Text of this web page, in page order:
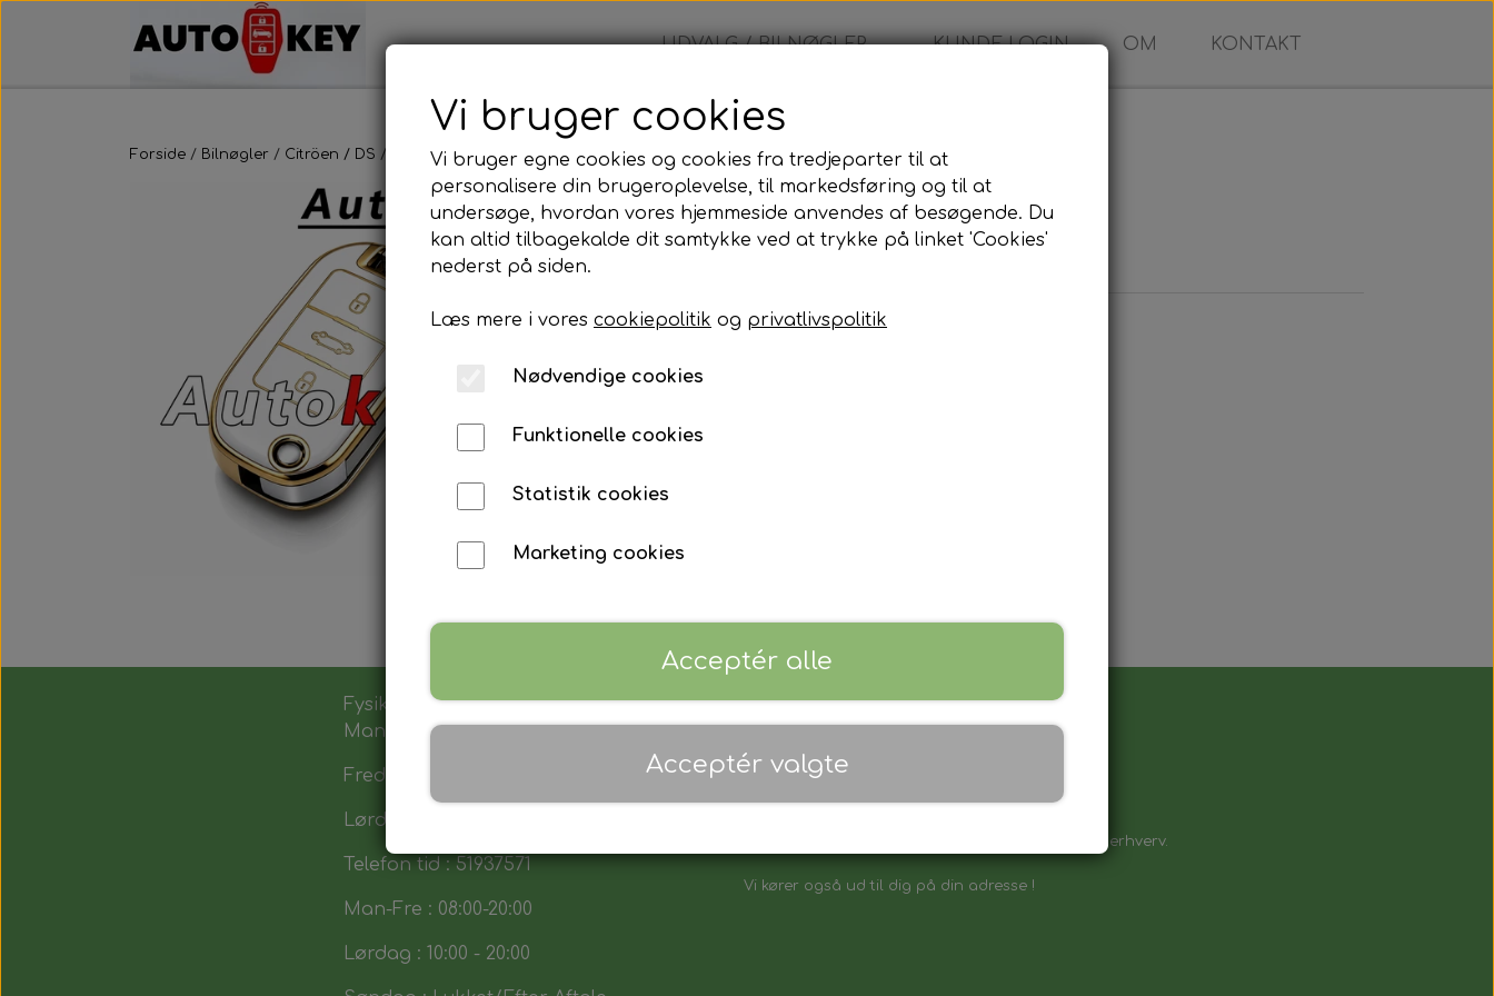
UDVALG / BILNØGLER KUNDE LOGIN OM KONTAKT
Forside Bilnøgler Citröen / DS Nøgle cover Nøgle cover
Nøgle cover
99,00 kr.
Nøgle cover
Lagerstatus:100 på lager
Antal
Fysik butik :
Man-Tors : 12:00 - 17:30
Fredag : 14:00 - 17:30
Lørdag : 10:00-14:00
Telefon tid : 51937571
Man-Fre : 08:00-20:00
Lørdag : 10:00 - 20:00
Vores sortiment henvender sig både til private & erhverv.
Vi kører også ud til dig på din adresse !
Vi bruger cookies
Vi bruger egne cookies og cookies fra tredjeparter til at
personalisere din brugeroplevelse, til markedsføring og til at
undersøge, hvordan vores hjemmeside anvendes af besøgende. Du
kan altid tilbagekalde dit samtykke ved at trykke på linket 'Cookies'
nederst på siden.
Læs mere i vores cookiepolitik og privatlivspolitik
Nødvendige cookies
Funktionelle cookies
Statistik cookies
Marketing cookies
Acceptér alle
Acceptér valgte